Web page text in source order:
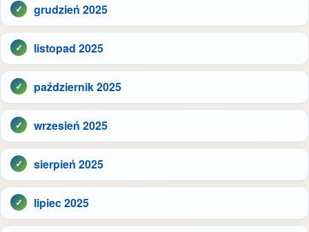
grudzień 2025
listopad 2025
październik 2025
wrzesień 2025
sierpień 2025
lipiec 2025